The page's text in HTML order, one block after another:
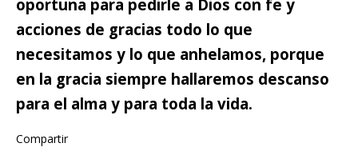
oportuna para pedirle a Dios con fe y
acciones de gracias todo lo que
necesitamos y lo que anhelamos, porque
en la gracia siempre hallaremos descanso
para el alma y para toda la vida.
Compartir